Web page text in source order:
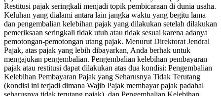
Restitusi pajak seringkali menjadi topik pembicaraan di dunia usaha.
Keluhan yang dialami antara lain jangka waktu yang begitu lama
dan pengembalian kelebihan pajak yang dilakukan setelah dilakukan
pemeriksaan seringkali tidak utuh atau tidak sesuai karena adanya
pemotongan-pemotongan utang pajak. Menurut Direktorat Jendral
Pajak, atas pajak yang lebih dibayarkan, Anda berhak untuk
mengajukan pengembalian. Pengembalian kelebihan pembayaran
pajak atau restitusi dapat dilakukan atas dua kondisi: Pengembalian
Kelebihan Pembayaran Pajak yang Seharusnya Tidak Terutang
(kondisi ini terjadi dimana Wajib Pajak membayar pajak padahal